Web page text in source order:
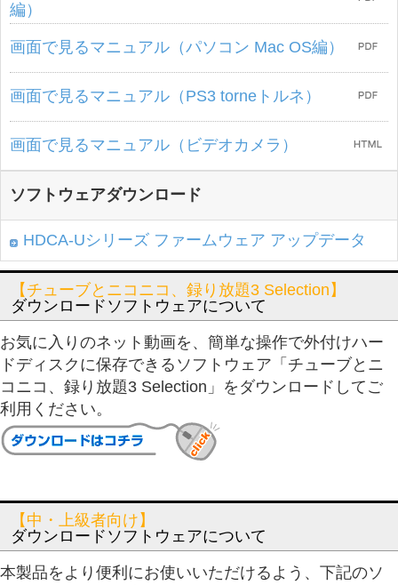
編）
画面で見るマニュアル（パソコン Mac OS編）
画面で見るマニュアル（PS3 torneトルネ）
画面で見るマニュアル（ビデオカメラ）
ソフトウェアダウンロード
HDCA-Uシリーズ ファームウェア アップデータ
【チューブとニコニコ、録り放題3 Selection】
ダウンロードソフトウェアについて
お気に入りのネット動画を、簡単な操作で外付けハー
ドディスクに保存できるソフトウェア「チューブとニ
コニコ、録り放題3 Selection」をダウンロードしてご
利用ください。
【中・上級者向け】
ダウンロードソフトウェアについて
本製品をより便利にお使いいただけるよう、下記のソ